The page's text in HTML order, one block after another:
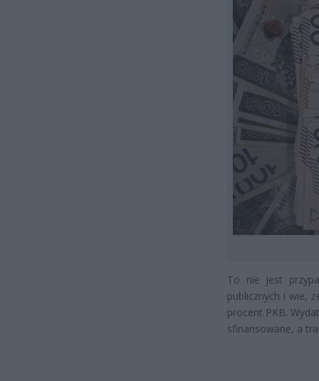
To nie jest
publicznych i wie,
procent PKB.
sfinansowane, a